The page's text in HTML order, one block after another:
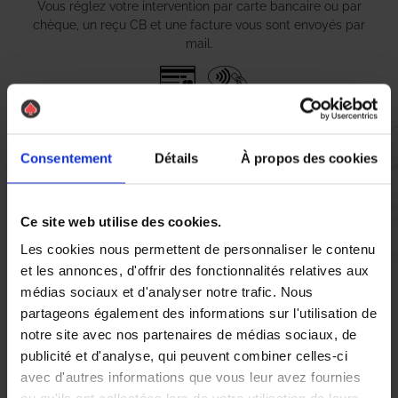
Consentement Détails À propos des cookies
Ce site web utilise des cookies.
Les cookies nous permettent de personnaliser le contenu
et les annonces, d'offrir des fonctionnalités relatives aux
médias sociaux et d'analyser notre trafic. Nous
partageons également des informations sur l'utilisation de
notre site avec nos partenaires de médias sociaux, de
publicité et d'analyse, qui peuvent combiner celles-ci
avec d'autres informations que vous leur avez fournies
Vous réglez votre intervention par carte bancaire ou par
chèque, un reçu CB et une facture vous sont envoyés par
mail.
Vous évaluez la prestation
Vous recevez une demande d’évaluation de votre expérience
Nous avons pensé à tout
À Sainte Maure de Touraine, la présence depunaises de lit
rapidement devenir un véritable cauchemar pour les habitants.